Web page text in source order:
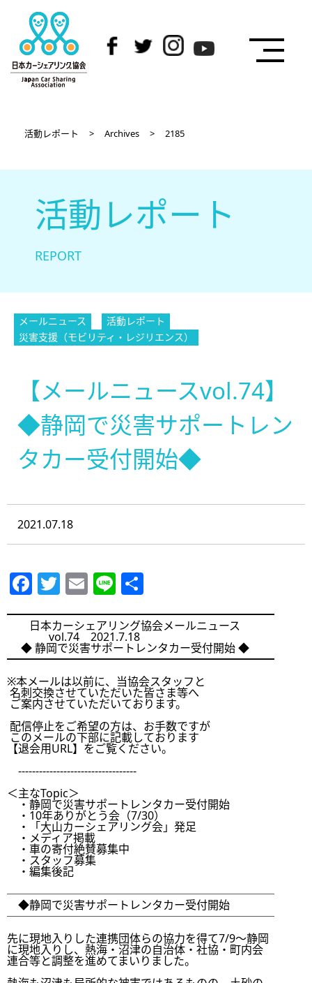
活動レポート > Archives > 2185
活動レポート
REPORT
メールニュース
活動レポート
災害支援（モビリティ・レジリエンス）
【メールニュースvol.74】
◆静岡で災害サポートレン
タカー受付開始◆
2021.07.18
Facebook
Twitter
Email
Line
有
━━━━━━━━━━━━━━━━━━━━━━━━
日本カーシェアリング協会メールニュース
◆ 静岡で災害サポートレンタカー受付開始 ◆
━━━━━━━━━━━━━━━━━━━━━━━━
※本メールは以前に、当協会スタッフと
【退会用URL】をご覧ください。
----------------------------------
＜主なTopic＞
・静岡で災害サポートレンタカー受付開始
・10年ありがとう会（7/30）
・「大山カーシェアリング会」発足
・メディア掲載
・車の寄付絶賛募集中
・スタッフ募集
・編集後記
────────────────────────
◆静岡で災害サポートレンタカー受付開始
────────────────────────
先に現地入りした連携団体らの協力を得て7/9～静岡
に現地入りし、熱海・沼津の自治体・社協・町内会
連合等と調整を進めてまいりました。